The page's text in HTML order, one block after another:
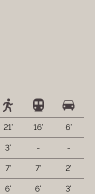
21' 16' 6'
3' - -
7' 7' 2'
6' 6' 3'